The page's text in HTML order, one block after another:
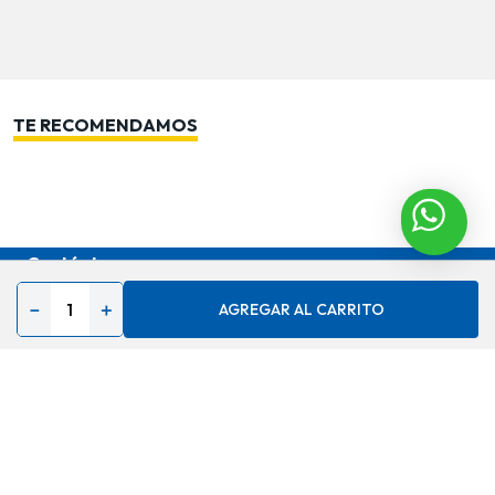
＋
－ AGREGAR AL CARRITO
TE RECOMENDAMOS
Contáctenos